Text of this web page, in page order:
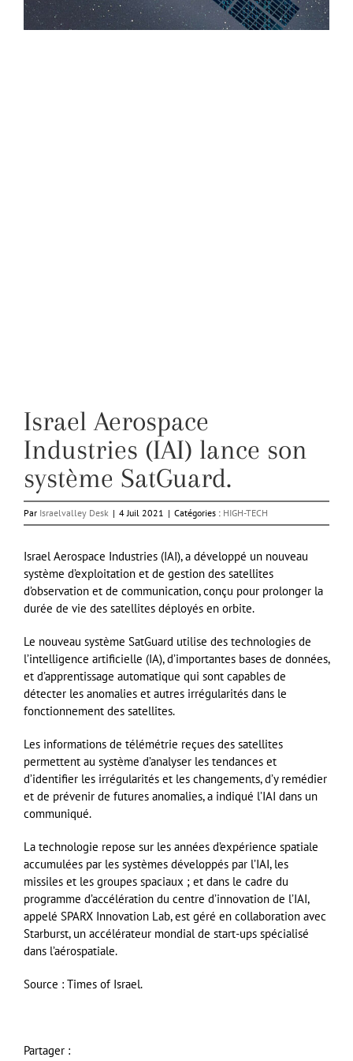
Israel Aerospace
Industries (IAI) lance son
système SatGuard.
Par Israelvalley Desk | 4 Juil 2021 | Catégories : HIGH-TECH
Israel Aerospace Industries (IAI), a développé un nouveau
système d’exploitation et de gestion des satellites
d’observation et de communication, conçu pour prolonger la
durée de vie des satellites déployés en orbite.
Le nouveau système SatGuard utilise des technologies de
l’intelligence artificielle (IA), d’importantes bases de données,
et d’apprentissage automatique qui sont capables de
détecter les anomalies et autres irrégularités dans le
fonctionnement des satellites.
Les informations de télémétrie reçues des satellites
permettent au système d’analyser les tendances et
d’identifier les irrégularités et les changements, d’y remédier
et de prévenir de futures anomalies, a indiqué l’IAI dans un
communiqué.
La technologie repose sur les années d’expérience spatiale
accumulées par les systèmes développés par l’IAI, les
missiles et les groupes spaciaux ; et dans le cadre du
programme d’accélération du centre d’innovation de l’IAI,
appelé SPARX Innovation Lab, est géré en collaboration avec
Starburst, un accélérateur mondial de start-ups spécialisé
dans l’aérospatiale.
Source : Times of Israel.
Partager :